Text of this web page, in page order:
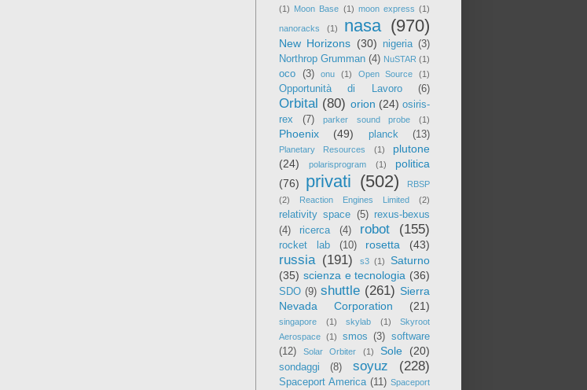
(1) Moon Base (1) moon express (1)
nanoracks (1) nasa (970)
New Horizons (30) nigeria (3)
Northrop Grumman (4) NuSTAR (1)
oco (3) onu (1) Open Source (1)
Opportunità di Lavoro (6)
Orbital (80) orion (24) osiris-
rex
(7) parker sound probe (1)
Phoenix (49) planck (13)
Planetary Resources (1)
plutone
(24)
polarisprogram (1)
politica
(76)
privati (502)
RBSP
(2)
Reaction Engines Limited (2)
relativity space (5) rexus-bexus
(4)
ricerca (4) robot (155)
rocket lab (10) rosetta (43)
russia (191) s3 (1)
Saturno
(35) scienza e tecnologia (36)
SDO (9) shuttle (261) Sierra
Nevada Corporation
(21)
singapore (1) skylab (1)
Skyroot
Aerospace (1) smos (3) software
(12)
Solar Orbiter (1) Sole (20)
sondaggi (8) soyuz (228)
Spaceport America (11) Spaceport